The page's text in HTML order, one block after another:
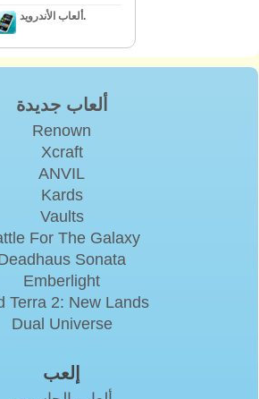
ألعاب الأندرويد.
ألعاب جديدة
Renown
Xcraft
ANVIL
Kards
Vaults
For The Galaxy
Sonata
Emberlight
Terra 2: New Lands
Dual Universe
إلعب